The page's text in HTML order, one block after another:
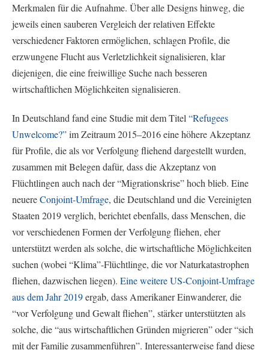
Merkmalen für die Aufnahme. Über alle Designs hinweg, die
jeweils einen sauberen Vergleich der relativen Effekte
verschiedener Faktoren ermöglichen, schlagen Profile, die
erzwungene Flucht aus Verletzlichkeit signalisieren, klar
diejenigen, die eine freiwillige Suche nach besseren
wirtschaftlichen Möglichkeiten signalisieren.
In Deutschland fand eine Studie mit dem Titel “Refugees
Unwelcome?”im Zeitraum 2015–2016 eine höhere Akzeptanz
für Profile, die als vor Verfolgung fliehend dargestellt wurden,
zusammen mit Belegen dafür, dass die Akzeptanz von
Flüchtlingen auch nach der “Migrationskrise” hoch blieb. Eine
neuereConjoint-Umfrage, die Deutschland und die Vereinigten
Staaten 2019 verglich, berichtet ebenfalls, dass Menschen, die
vor verschiedenen Formen der Verfolgung fliehen, eher
unterstützt werden als solche, die wirtschaftliche Möglichkeiten
suchen (wobei “Klima”-Flüchtlinge, die vor Naturkatastrophen
fliehen, dazwischen liegen). Eine weitere US-Conjoint-Umfrage
aus dem Jahr 2019ergab, dass Amerikaner Einwanderer, die
“vor Verfolgung und Gewalt fliehen”, stärker unterstützten als
solche, die “aus wirtschaftlichen Gründen migrieren” oder “sich
mit der Familie zusammenführen”. Interessanterweise fand diese